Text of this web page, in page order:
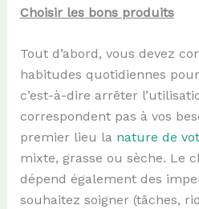
Choisir les bons produits
Tout d’abord, vous devez
habitudes quotidiennes
c’est-à-dire arrêter
correspondent pas à vos
premier lieu la nature de
mixte, grasse ou sèche. Le
dépend également des
souhaitez soigner (tâches,